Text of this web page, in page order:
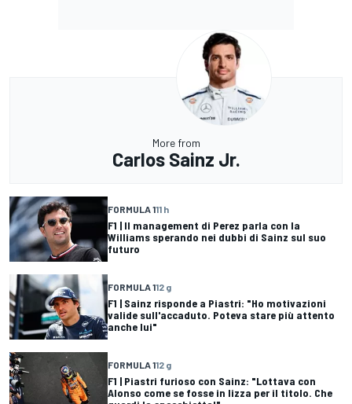
More from
Carlos Sainz Jr.
FORMULA 111 h
F1 | Il management di Perez parla con la
Williams sperando nei dubbi di Sainz sul suo
futuro
FORMULA 112 g
F1 | Sainz risponde a Piastri: "Ho motivazioni
valide sull'accaduto. Poteva stare più attento
anche lui"
FORMULA 112 g
F1 | Piastri furioso con Sainz: "Lottava con
Alonso come se fosse in lizza per il titolo. Che